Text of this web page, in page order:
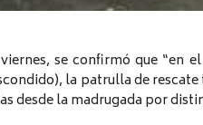
viernes, se confirmó que
la patrulla de
desde la madrugada por